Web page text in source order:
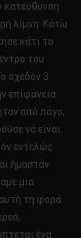
κατεύθυνση
λίμνη. Κάτω
κάτι το
του
σχεδόν 3
επιφάνεια.
από πάγο,
να είναι
εντελώς
ήμασταν
μια
αυτή τη φορά
ένα